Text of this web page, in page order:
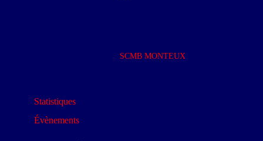
SCMB MONTEUX
Statistiques
Évènements